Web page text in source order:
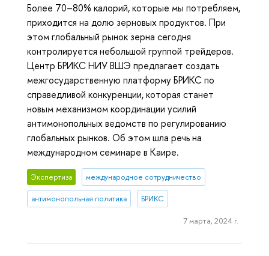
Более 70–80% калорий, которые мы потребляем,
приходится на долю зерновых продуктов. При
этом глобальный рынок зерна сегодня
контролируется небольшой группой трейдеров.
Центр БРИКС НИУ ВШЭ предлагает создать
межгосударственную платформу БРИКС по
справедливой конкуренции, которая станет
новым механизмом координации усилий
антимонопольных ведомств по регулированию
глобальных рынков. Об этом шла речь на
международном семинаре в Каире.
Экспертиза международное сотрудничество
антимонопольная политика БРИКС
7 марта, 2024 г.